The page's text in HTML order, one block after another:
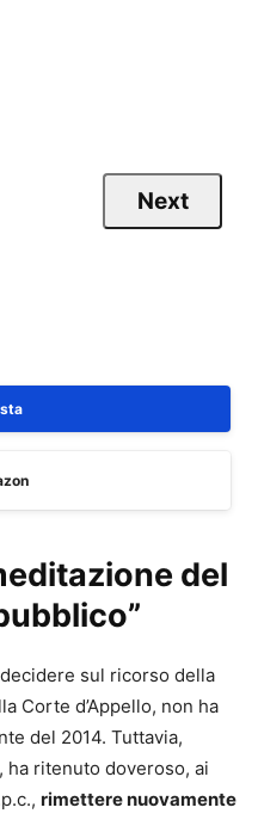
Next
del
sul ricorso della
Corte d’Appello, non ha
del 2014. Tuttavia,
ritenuto doveroso, ai
rimettere nuovamente